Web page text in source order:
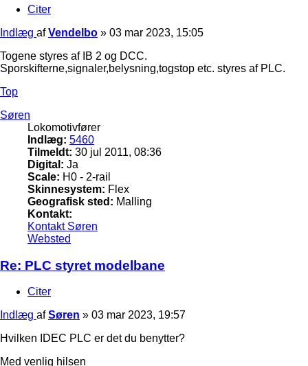
Citer
Indlæg afVendelbo » 03 mar 2023, 15:05
Togene styres af IB 2 og DCC.
Sporskifterne,signaler,belysning,togstop etc. styres af PLC.
Top
Søren
Lokomotivfører
Indlæg: 5460
Tilmeldt: 30 jul 2011, 08:36
Digital: Ja
Scale: H0 - 2-rail
Skinnesystem: Flex
Geografisk sted: Malling
Kontakt:
Kontakt Søren
Websted
Re: PLC styret modelbane
Citer
Indlæg afSøren » 03 mar 2023, 19:57
Hvilken IDEC PLC er det du benytter?
Med venlig hilsen